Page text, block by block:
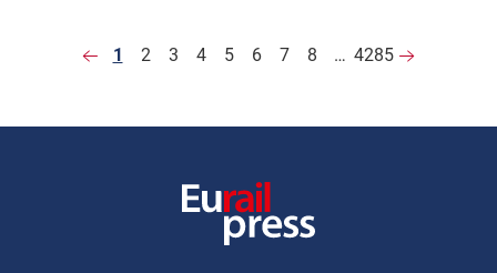
1 2 3 4 5 6 7 8 … 4285